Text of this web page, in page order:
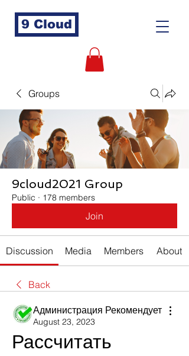
9 Cloud
Groups
9cloud2021 Group
Public · 178 members
Join
Discussion Media Members About
Back
Администрация Рекомендует
August 23, 2023
Рассчитать